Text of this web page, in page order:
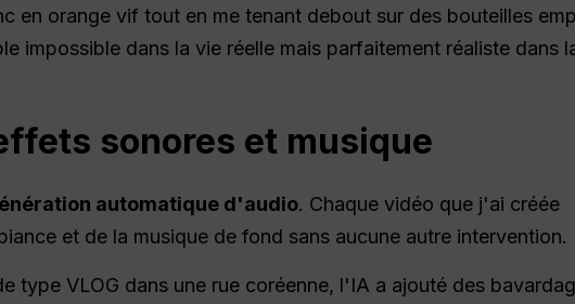
en orange vif tout en me tenant debout sur des bouteilles
impossible dans la vie réelle mais parfaitement réaliste dans
sonores et musique
automatique d'audio. Chaque vidéo que j'ai créée
et de la musique de fond sans aucune autre intervention.
type VLOG dans une rue coréenne, l'IA a ajouté des